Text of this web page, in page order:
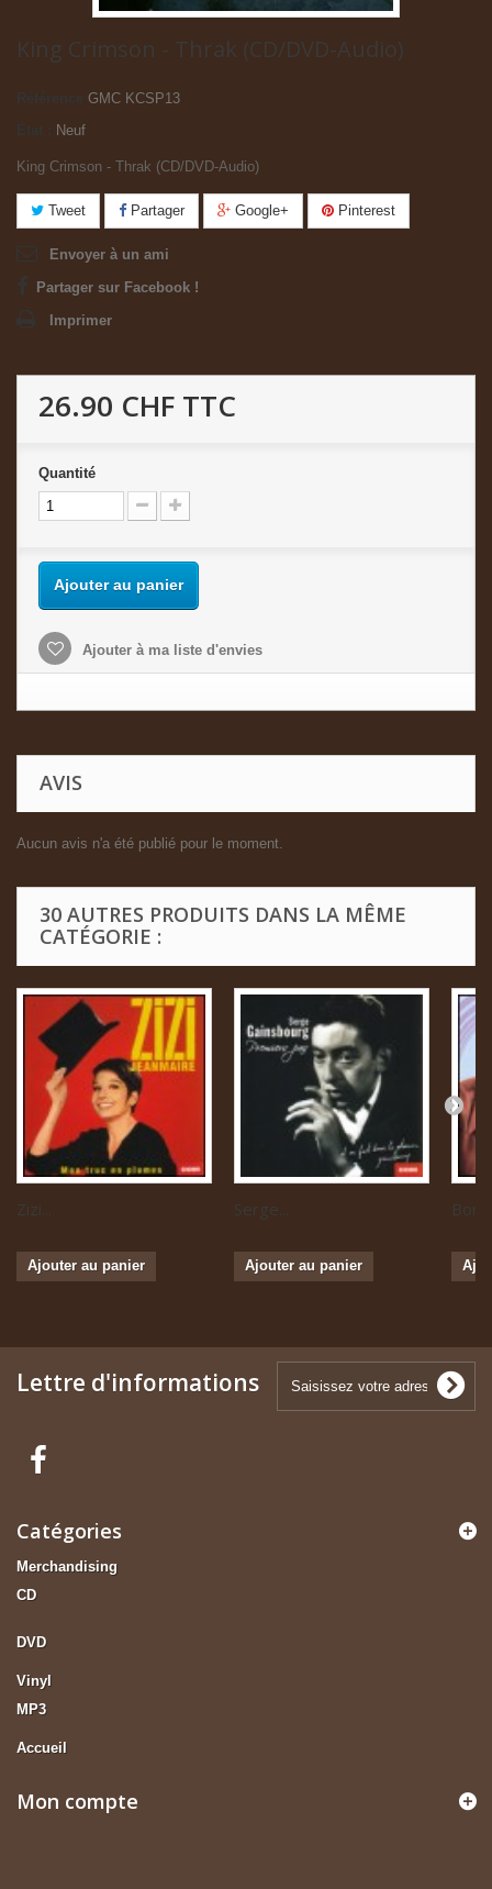
King Crimson - Thrak (CD/DVD-Audio)
Référence
GMC KCSP13
Neuf
King Crimson - Thrak (CD/DVD-Audio)
Tweet Partager Google+ Pinterest
Envoyer à un ami
Partager sur Facebook !
Imprimer
26.90 CHF TTC
Quantité
Ajouter au panier
Ajouter à ma liste d'envies
AVIS
Aucun avis n'a été publié pour le moment.
30 AUTRES PRODUITS DANS LA MÊME
CATÉGORIE :
Zizi...
Ajouter au panier
Serge...
Ajouter au panier
Lettre d'informations
Catégories
Merchandising
CD
DVD
Vinyl
MP3
Accueil
Mon compte